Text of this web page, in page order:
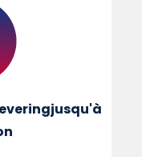
jusqu'à